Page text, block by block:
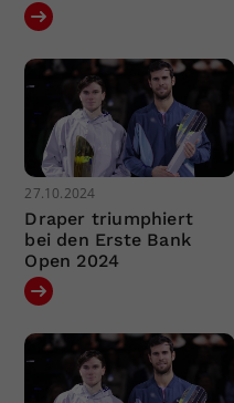
27.10.2024
Draper triumphiert
bei den Erste Bank
Open 2024